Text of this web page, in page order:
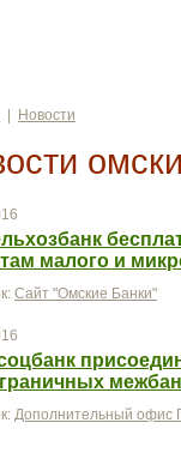
Новости
малого и
Сайт "Омские Банки"
Дополнительный офис